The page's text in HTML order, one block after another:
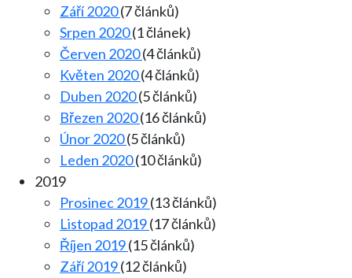
Září 2020(7 článků)
Srpen 2020(1 článek)
Červen 2020(4 článků)
Květen 2020(4 článků)
Duben 2020(5 článků)
Březen 2020(16 článků)
Únor 2020(5 článků)
Leden 2020(10 článků)
2019
Prosinec 2019(13 článků)
Listopad 2019(17 článků)
Říjen 2019(15 článků)
Září 2019(12 článků)